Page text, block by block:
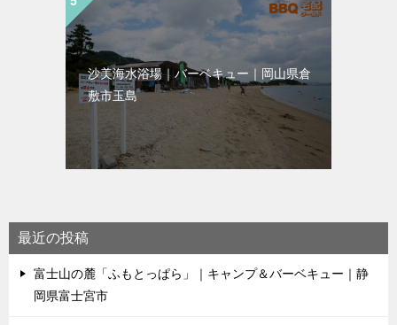
沙美海水浴場｜バーベキュー｜岡山県倉
敷市玉島
最近の投稿
富士山の麓「ふもとっぱら」｜キャンプ＆バーベキュー｜静
岡県富士宮市